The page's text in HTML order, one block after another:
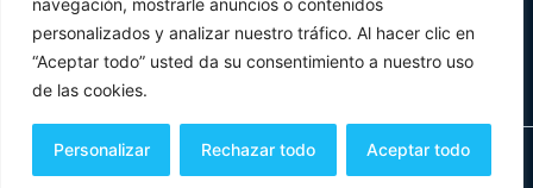
navegación, mostrarle anuncios o contenidos
personalizados y analizar nuestro tráfico. Al hacer clic en
“Aceptar todo” usted da su consentimiento a nuestro uso
de las cookies.
Personalizar Rechazar todo Aceptar todo
info@infosegovia.com
Todos los derechos reservadosAviso Legal y Política de Privacidad
Política de CookiesMapa WebUn producto deGlobales Informática